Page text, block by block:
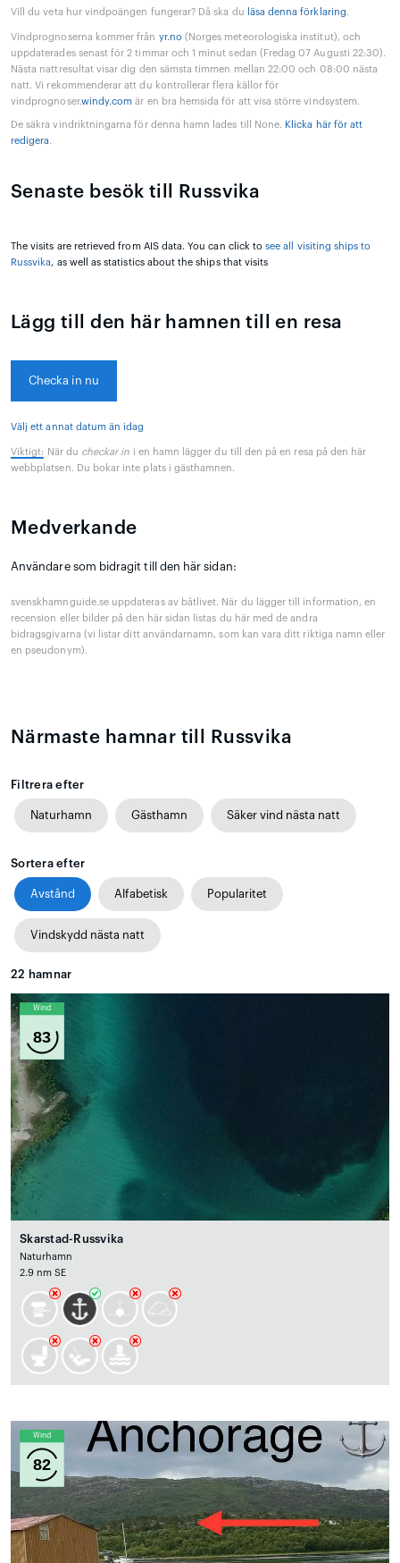
Vill du veta hur vindpoängen fungerar? Då ska du läsa denna förklaring.
Vindprognoserna kommer från yr.no (Norges meteorologiska institut), och
uppdaterades senast för 2 timmar och 1 minut sedan (Fredag 07 Augusti 22:30).
Nästa nattresultat visar dig den sämsta timmen mellan 22:00 och 08:00 nästa
natt. Vi rekommenderar att du kontrollerar flera källor för
vindprognoser.windy.com är en bra hemsida för att visa större vindsystem.
De säkra vindriktningarna för denna hamn lades till None. Klicka här för att
redigera.
Senaste besök till Russvika
The visits are retrieved from AIS data. You can click tosee all visiting ships to
Russvika, as well as statistics about the ships that visits
Lägg till den här hamnen till en resa
Checka in nu
Välj ett annat datum än idag
Viktigt: När du checkar in i en hamn lägger du till den på en resa på den här
webbplatsen. Du bokar inte plats i gästhamnen.
Medverkande
Användare som bidragit till den här sidan:
svenskhamnguide.se uppdateras av båtlivet. När du lägger till information, en
recension eller bilder på den här sidan listas du här med de andra
bidragsgivarna (vi listar ditt användarnamn, som kan vara ditt riktiga namn eller
en pseudonym).
Närmaste hamnar till Russvika
Filtrera efter
Naturhamn Gästhamn Säker vind nästa natt
Sortera efter
Avstånd Alfabetisk Popularitet
Vindskydd nästa natt
22 hamnar
Wind
83
Skarstad-Russvika
Naturhamn
2.9 nm SE
Wind
82